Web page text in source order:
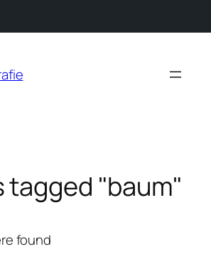
tagged "baum"
found